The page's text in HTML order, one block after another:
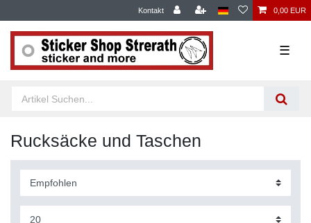
Kontakt 0,00 EUR
☰
Rucksäcke und Taschen